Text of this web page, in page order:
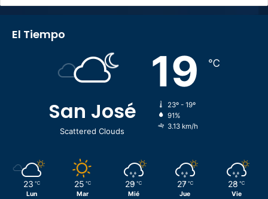
El Tiempo
San José
Scattered Clouds
19 ℃
23º - 19º
91%
3.13 km/h
23 ℃
Lun
25 ℃
Mar
29 ℃
Mié
27 ℃
Jue
28 ℃
Vie